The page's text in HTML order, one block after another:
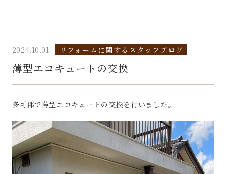
2024.10.01 リフォームに関するスタッフブログ
薄型エコキュートの交換
多可郡で薄型エコキュートの交換を行いました。